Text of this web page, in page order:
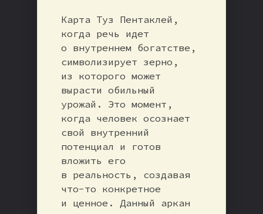
Карта Туз Пентаклей,
когда речь идет
о внутреннем богатстве,
символизирует зерно,
из которого может
вырасти обильный
урожай. Это момент,
когда человек осознает
свой внутренний
потенциал и готов
вложить его
в реальность, создавая
что-то конкретное
и ценное. Данный аркан